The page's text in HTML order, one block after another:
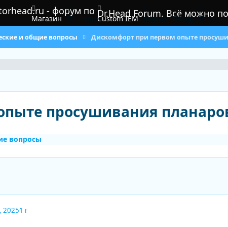
Dr.Head Forum. Всё можно
Магазин ПравилаCustom IEM ФорумыОбзоры
и общие вопросы Дискомфорт при первом опыте
просушивания
вопросы
20251 г